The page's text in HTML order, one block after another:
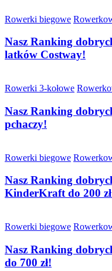
Rowerki biegowe
Nasz Ranking
latków Costway!
Rowerki 3-kołowe
Nasz Ranking
pchaczy!
Rowerki biegowe
Nasz Ranking
KinderKraft do 200
Rowerki biegowe
Nasz Ranking
do 700 zł!